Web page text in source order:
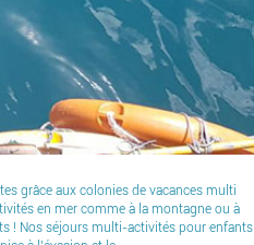
grâce aux colonies de vacances multi
en mer comme à la montagne ou à
! Nos séjours multi-activités pour enfants